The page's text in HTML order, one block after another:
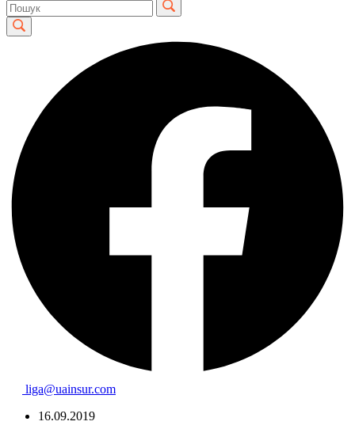
liga@uainsur.com
16.09.2019